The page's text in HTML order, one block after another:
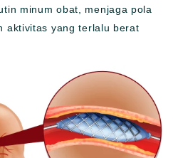
minum obat, menjaga pola
aktivitas yang terlalu berat